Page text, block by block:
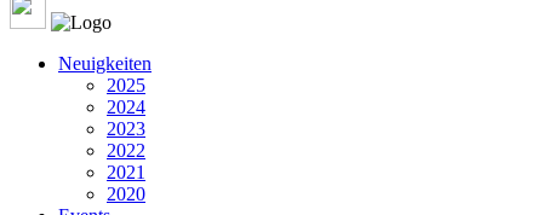
Neuigkeiten
2025
2024
2023
2022
2021
2020